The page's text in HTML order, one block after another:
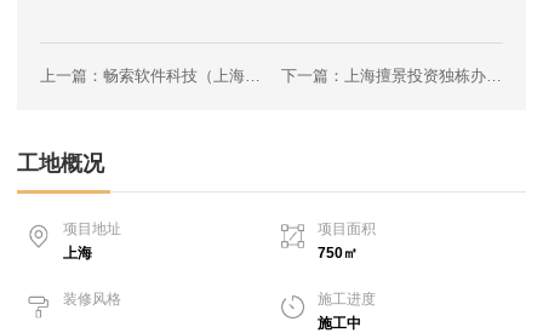
上一篇：畅索软件科技（上海）有限公司 下一篇：上海擅景投资独栋办公楼
工地概况
项目地址
上海
项目面积
750㎡
装修风格
施工进度
施工中